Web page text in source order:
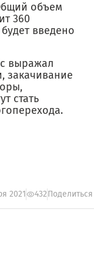
объем
360
введено
выражал
закачивание
стать
2021 432Поделиться